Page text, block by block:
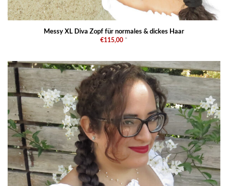
Messy XL Diva Zopf für normales & dickes Haar
€115,00 *